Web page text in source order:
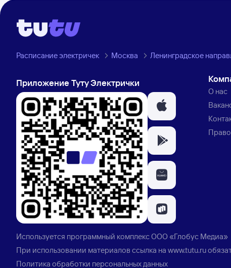
Расписание электричек Москва Ленинградское
Приложение Туту Электрички
О нас
Используется программный комплексООО «Глобус Медиа»
При использовании материалов ссылка на www.tutu.ru
Политика обработки персональных данных